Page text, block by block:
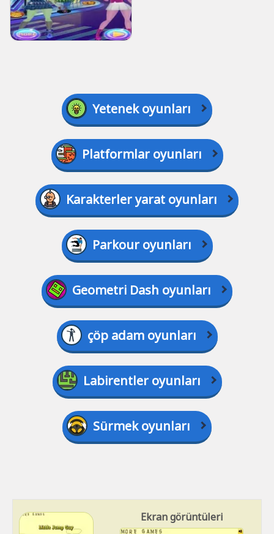
Yetenek oyunları
Platformlar oyunları
Karakterler yarat oyunları
Parkour oyunları
Geometri Dash oyunları
çöp adam oyunları
Labirentler oyunları
Sürmek oyunları
Ekran görüntüleri